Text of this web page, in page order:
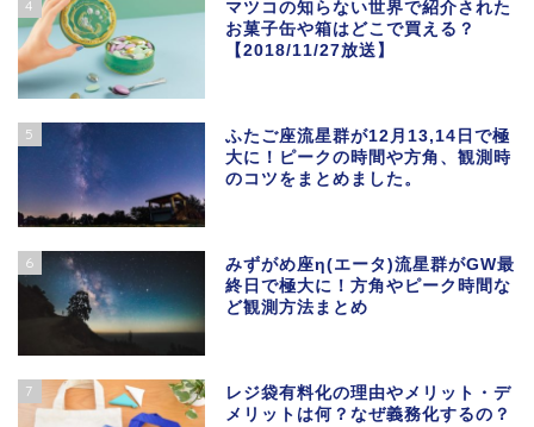
4
マツコの知らない世界で紹介された
お菓子缶や箱はどこで買える？
【2018/11/27放送】
5
ふたご座流星群が12月13,14日で極
大に！ピークの時間や方角、観測時
のコツをまとめました。
6
みずがめ座η(エータ)流星群がGW最
終日で極大に！方角やピーク時間な
ど観測方法まとめ
7
レジ袋有料化の理由やメリット・デ
メリットは何？なぜ義務化するの？